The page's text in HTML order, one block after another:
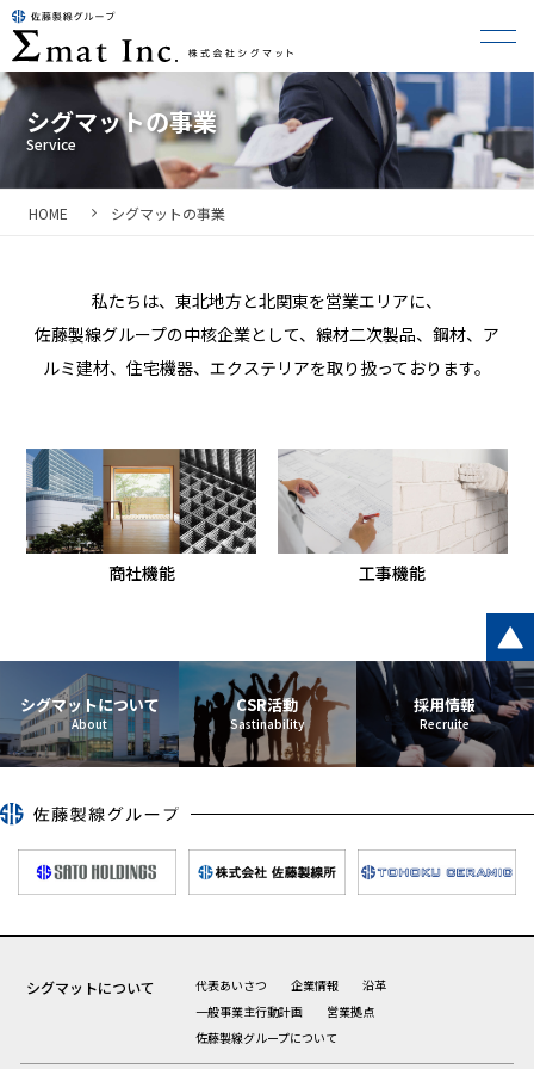
シグマットの事業
HOME シグマットの事業
私たちは、東北地方と北関東を営業エリアに、
佐藤製線グループの中核企業として、 線材二次製品、鋼材、ア
ルミ建材、住宅機器、 エクステリアを取り扱っております。
商社機能 工事機能
シグマットについて CSR活動 採用情報
シグマットについて 代表あいさつ 企業情報
沿革
一般事業主行動計画
営業拠点
佐藤製線グループについて